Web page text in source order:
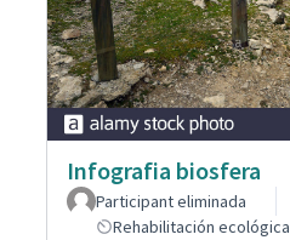
Infografia biosfera
Participant eliminada
Rehabilitación ecológica